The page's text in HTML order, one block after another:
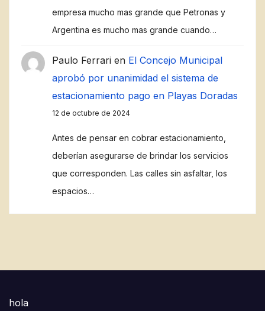
empresa mucho mas grande que Petronas y
Argentina es mucho mas grande cuando…
Paulo Ferrari en El Concejo Municipal
aprobó por unanimidad el sistema de
estacionamiento pago en Playas Doradas
12 de octubre de 2024
Antes de pensar en cobrar estacionamiento,
deberían asegurarse de brindar los servicios
que corresponden. Las calles sin asfaltar, los
espacios…
hola